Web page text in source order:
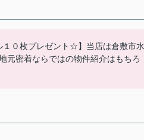
１０枚プレゼント☆】当店は倉敷市水
元密着ならではの物件紹介はもちろ